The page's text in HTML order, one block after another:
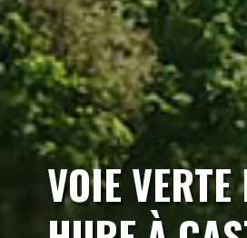
VOIE VERTE